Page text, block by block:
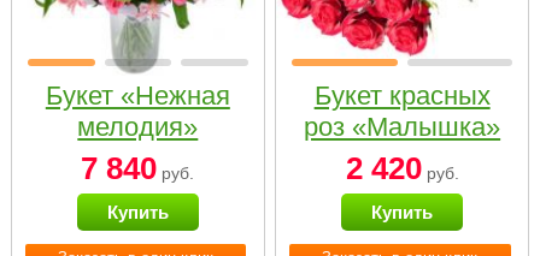
Букет «Нежная
мелодия»
7 840 руб.
Купить
Букет красных
роз «Малышка»
2 420руб.
Купить